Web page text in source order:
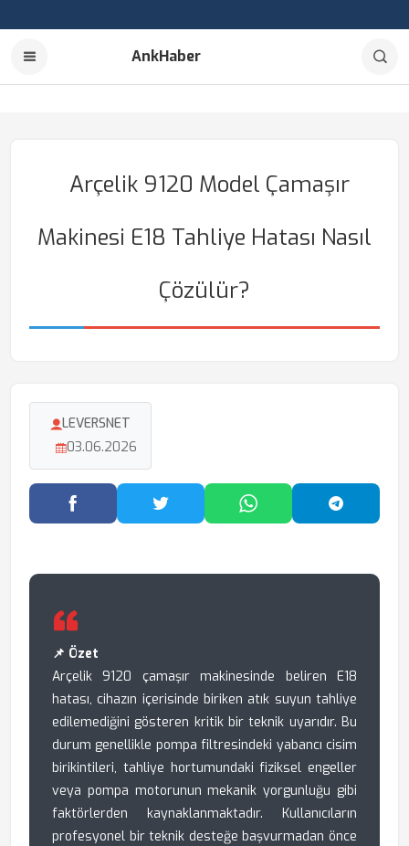
AnkHaber
Arçelik 9120 Model Çamaşır
Makinesi E18 Tahliye Hatası Nasıl
Çözülür?
LEVERSNET
03.06.2026
Facebook'ta PaylaşTwitter'da PaylaşWhatsApp'ta Paylaş
📌 Özet
Arçelik 9120 çamaşır makinesinde beliren E18
hatası, cihazın içerisinde biriken atık suyun tahliye
edilemediğini gösteren kritik bir teknik uyarıdır. Bu
durum genellikle pompa filtresindeki yabancı cisim
birikintileri, tahliye hortumundaki fiziksel engeller
veya pompa motorunun mekanik yorgunluğu gibi
faktörlerden kaynaklanmaktadır. Kullanıcıların
profesyonel bir teknik desteğe başvurmadan önce